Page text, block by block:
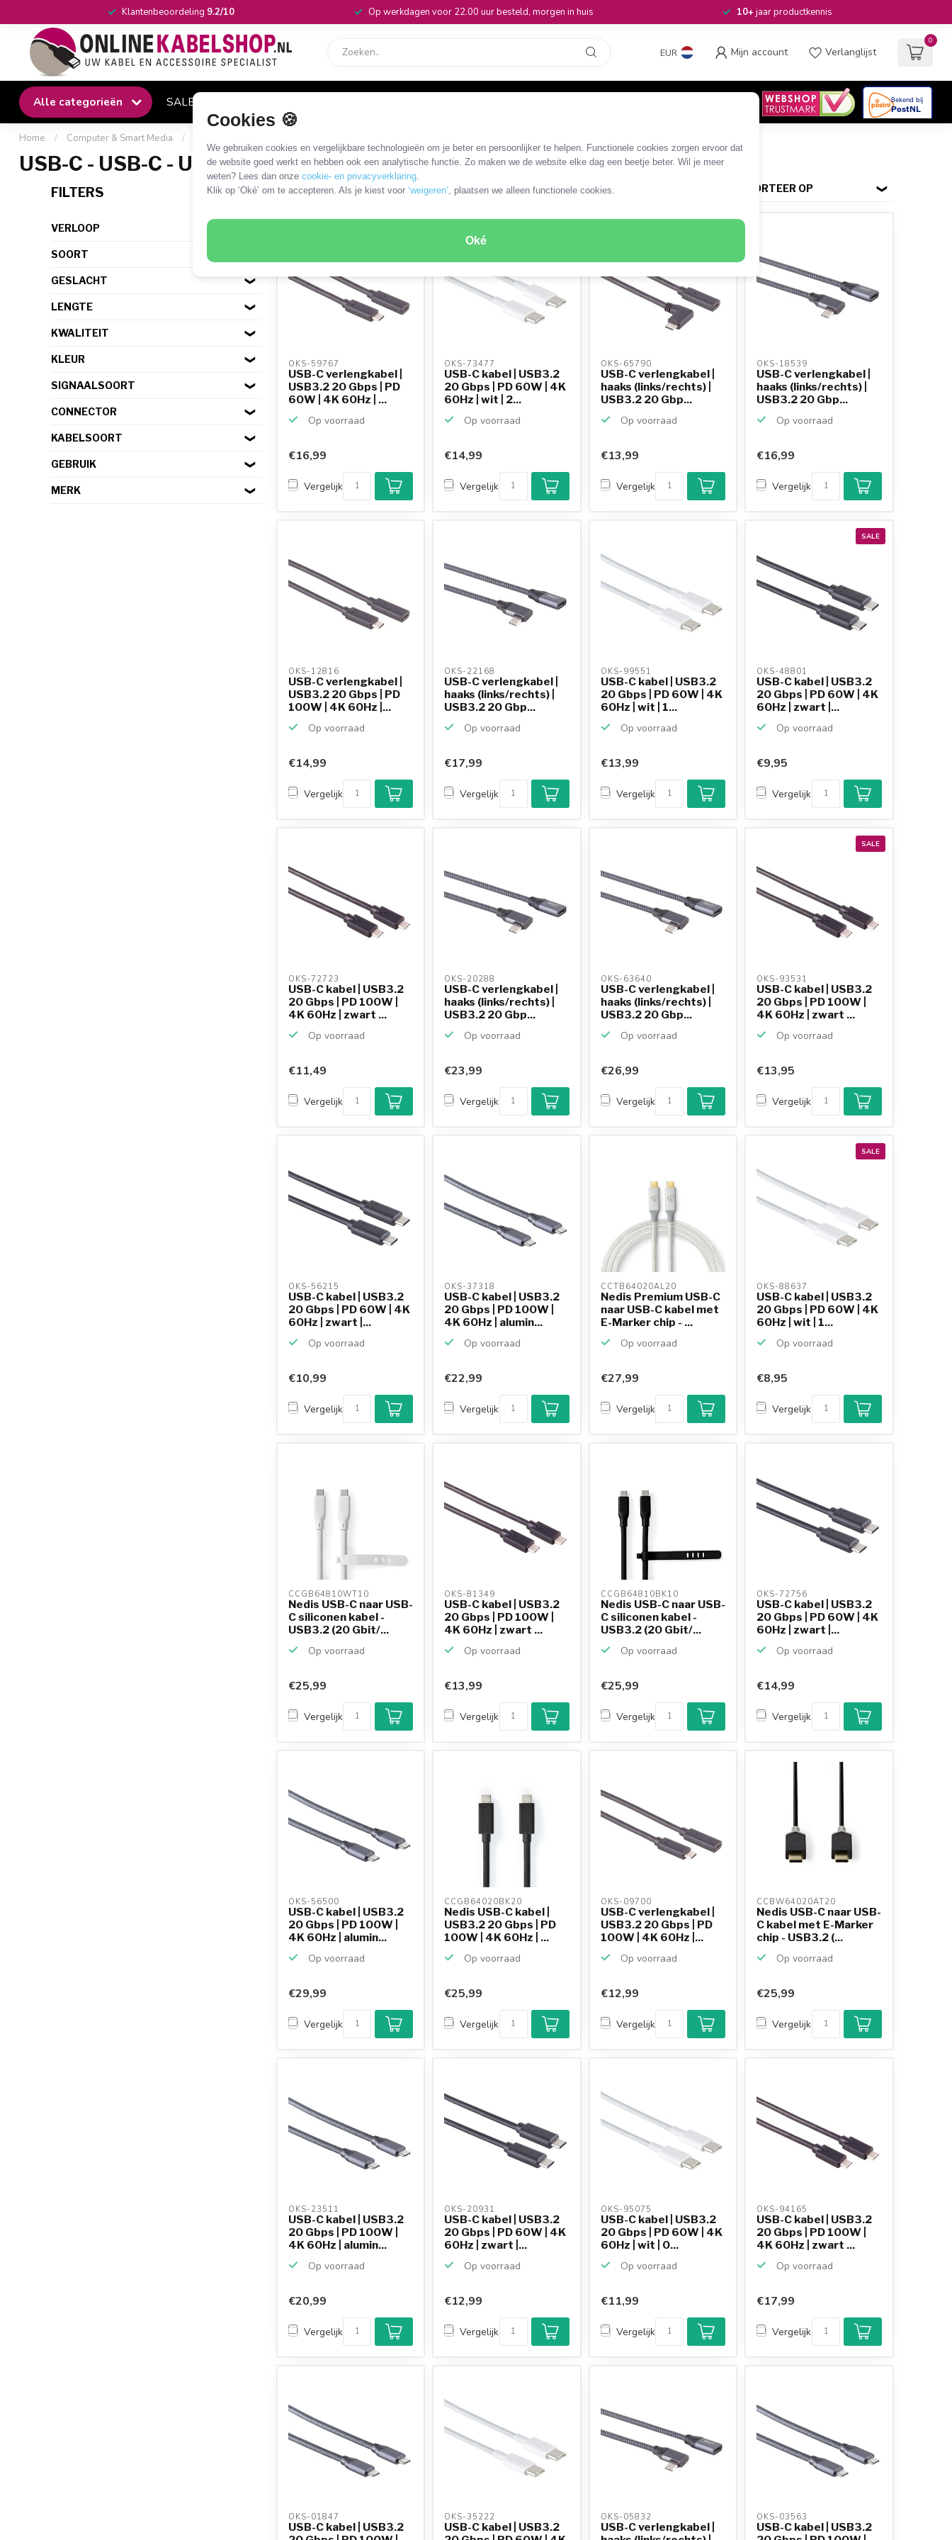
Cookies 🍪
We gebruiken cookies en vergelijkbare technologieën om je beter en persoonlijker te helpen. Functionele cookies zorgen ervoor dat
de website goed werkt en hebben ook een analytische functie. Zo maken we de website elke dag een beetje beter. Wil je meer
weten? Lees dan onze cookie- en privacyverklaring.
Klik op ‘Oké’ om te accepteren. Als je kiest voor ‘weigeren’, plaatsen we alleen functionele cookies.
Oké
Klantenbeoordeling 9.2/10 Op werkdagen voor 22.00 uur besteld, morgen in huis 10+jaar productkennis
EUR Mijn account Verlanglijst
0
Alle categorieën SALE
Home / Computer & Smart Media /
USB-C - USB-C - USB3.2 (20 Gbps)
FILTERS
VERLOOP
SOORT
GESLACHT
LENGTE
KWALITEIT
KLEUR
SIGNAALSOORT
CONNECTOR
KABELSOORT
GEBRUIK
MERK
36 PRODUCTEN SORTEER OP
OKS-59767
USB-C verlengkabel |
USB3.2 20 Gbps | PD
60W | 4K 60Hz | ...
Op voorraad
€16,99
Vergelijk
OKS-73477
USB-C kabel | USB3.2
20 Gbps | PD 60W | 4K
60Hz | wit | 2...
Op voorraad
€14,99
Vergelijk
OKS-65790
USB-C verlengkabel |
haaks (links/rechts) |
USB3.2 20 Gbp...
Op voorraad
€13,99
Vergelijk
OKS-18539
USB-C verlengkabel |
haaks (links/rechts) |
USB3.2 20 Gbp...
Op voorraad
€16,99
Vergelijk
OKS-12816
USB-C verlengkabel |
USB3.2 20 Gbps | PD
100W | 4K 60Hz |...
Op voorraad
€14,99
Vergelijk
OKS-22168
USB-C verlengkabel |
haaks (links/rechts) |
USB3.2 20 Gbp...
Op voorraad
€17,99
Vergelijk
OKS-99551
USB-C kabel | USB3.2
20 Gbps | PD 60W | 4K
60Hz | wit | 1...
Op voorraad
€13,99
Vergelijk
SALE
OKS-48801
USB-C kabel | USB3.2
20 Gbps | PD 60W | 4K
60Hz | zwart |...
Op voorraad
€9,95
Vergelijk
OKS-72723
USB-C kabel | USB3.2
20 Gbps | PD 100W |
4K 60Hz | zwart ...
Op voorraad
€11,49
Vergelijk
OKS-20288
USB-C verlengkabel |
haaks (links/rechts) |
USB3.2 20 Gbp...
Op voorraad
€23,99
Vergelijk
OKS-63640
USB-C verlengkabel |
haaks (links/rechts) |
USB3.2 20 Gbp...
Op voorraad
€26,99
Vergelijk
SALE
OKS-93531
USB-C kabel | USB3.2
20 Gbps | PD 100W |
4K 60Hz | zwart ...
Op voorraad
Klantenbeoordeling
9,2/10
Achteraf betalen
mogelijk
€13,95
Vergelijk
OKS-56215
USB-C kabel | USB3.2
20 Gbps | PD 60W | 4K
60Hz | zwart |...
Op voorraad
€10,99
Vergelijk
OKS-37318
USB-C kabel | USB3.2
20 Gbps | PD 100W |
4K 60Hz | alumin...
Op voorraad
€22,99
Vergelijk
CCTB64020AL20
Nedis Premium USB-C
naar USB-C kabel met
E-Marker chip - ...
Op voorraad
€27,99
Vergelijk
SALE
OKS-88637
USB-C kabel | USB3.2
20 Gbps | PD 60W | 4K
60Hz | wit | 1...
Op voorraad
€8,95
Vergelijk
CCGB64810WT10
Nedis USB-C naar USB-
C siliconen kabel -
USB3.2 (20 Gbit/...
Op voorraad
€25,99
Vergelijk
OKS-81349
USB-C kabel | USB3.2
20 Gbps | PD 100W |
4K 60Hz | zwart ...
Op voorraad
€13,99
Vergelijk
CCGB64810BK10
Nedis USB-C naar USB-
C siliconen kabel -
USB3.2 (20 Gbit/...
Op voorraad
€25,99
Vergelijk
OKS-72756
USB-C kabel | USB3.2
20 Gbps | PD 60W | 4K
60Hz | zwart |...
Op voorraad
€14,99
Vergelijk
OKS-56500
USB-C kabel | USB3.2
20 Gbps | PD 100W |
4K 60Hz | alumin...
Op voorraad
€29,99
Vergelijk
CCGB64020BK20
Nedis USB-C kabel |
USB3.2 20 Gbps | PD
100W | 4K 60Hz | ...
Op voorraad
€25,99
Vergelijk
OKS-09700
USB-C verlengkabel |
USB3.2 20 Gbps | PD
100W | 4K 60Hz |...
Op voorraad
€12,99
Vergelijk
CCBW64020AT20
Nedis USB-C naar USB-
C kabel met E-Marker
chip - USB3.2 (...
Op voorraad
Klantenbeoordeling
9,2/10
Achteraf betalen
mogelijk
€25,99
Vergelijk
OKS-23511
USB-C kabel | USB3.2
20 Gbps | PD 100W |
4K 60Hz | alumin...
Op voorraad
€20,99
Vergelijk
OKS-20931
USB-C kabel | USB3.2
20 Gbps | PD 60W | 4K
60Hz | zwart |...
Op voorraad
€12,99
Vergelijk
OKS-95075
USB-C kabel | USB3.2
20 Gbps | PD 60W | 4K
60Hz | wit | 0...
Op voorraad
€11,99
Vergelijk
OKS-94165
USB-C kabel | USB3.2
20 Gbps | PD 100W |
4K 60Hz | zwart ...
Op voorraad
€17,99
Vergelijk
OKS-01847
USB-C kabel | USB3.2
OKS-35222
USB-C kabel | USB3.2
OKS-05832
USB-C verlengkabel |
OKS-03563
USB-C kabel | USB3.2